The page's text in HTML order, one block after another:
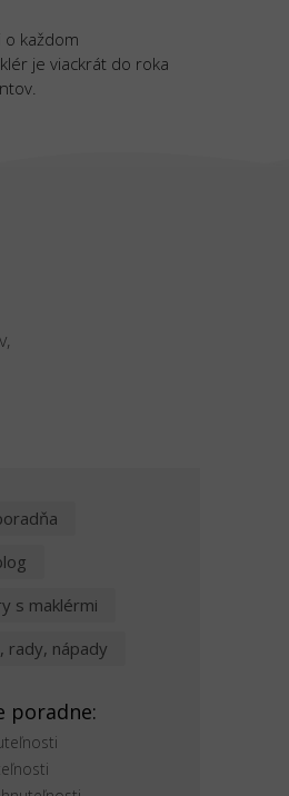
o každom
je viackrát do roka
s maklérmi
rady, nápady
poradne: